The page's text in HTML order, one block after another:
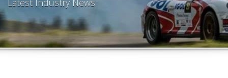
Latest Industry News